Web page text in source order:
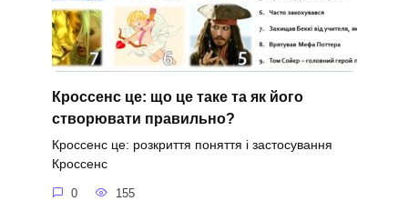
Кроссенс це: що це таке та як його
створювати правильно?
Кроссенс це: розкриття поняття і застосування
Кроссенс
0 155